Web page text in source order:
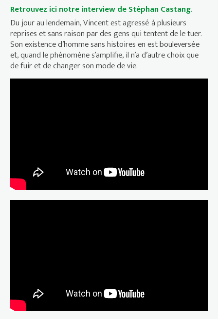
Retrouvez ici notre interview de Stéphan Castang.
Du jour au lendemain, Vincent est agressé à plusieurs
reprises et sans raison par des gens qui tentent de le tuer.
Son existence d’homme sans histoires en est bouleversée
et, quand le phénomène s’amplifie, il n’a d’autre choix que
de fuir et de changer son mode de vie.